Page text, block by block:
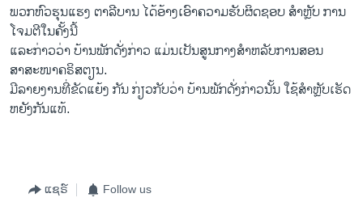
ພວກ​ຫົວ​ຮຸນ​ແຮງ ຕາ​ລີ​ບານ ​ໄດ້​ອ້າງ​ເອົາ​ຄວາມ​ຮັບຜິດຊອບ​ ສຳຫຼັບ ການ​
ໂຈມ​ຕີ​ໃນ​ຄັ້ງນີ້
ແລະກ່າວ​ວ່າ ບ້ານ​ພັກ​ດັ່ງກ່າວ ​ແມ່ນ​ເປັນ​ສູນ​ກາງ​ສຳ​ຫລັບການ​ສອນ
ສາສະໜາຄຣິສຕຽນ.
ມີ​ລາ​ຍງານທີ່ຂັດ​ແຍ້​ງ ກັນ ກ່ຽວ​ກັບວ່າ ບ້ານ​ພັກ​ດັ່ງກ່າວ​ນັ້ນ ​ໃຊ້ສຳ​ຫຼັບເຮັດ​
ຫຍັງ​ກັນ​ແທ້​.
ແຊຣ໌ Follow us